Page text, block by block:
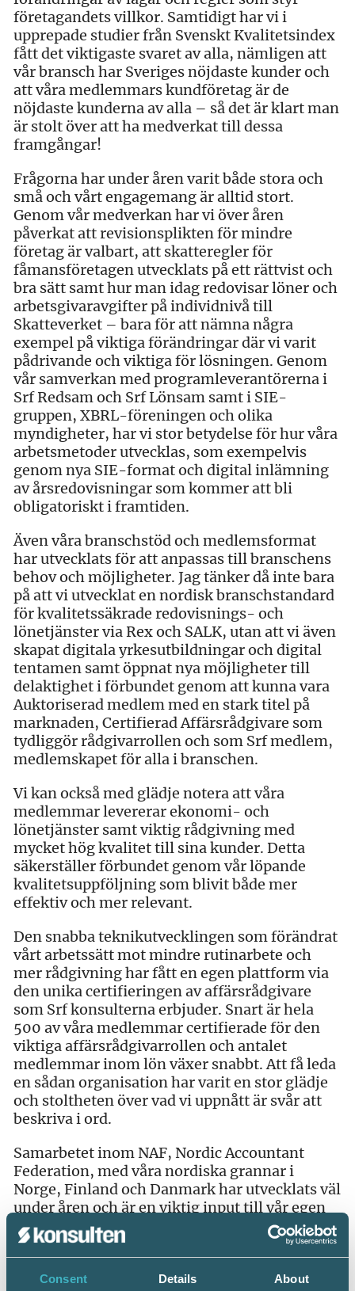
Consent Details About
företagandets villkor. Samtidigt har vi i
upprepade studier från Svenskt Kvalitetsindex
fått det viktigaste svaret av alla, nämligen att
vår bransch har Sveriges nöjdaste kunder och
att våra medlemmars kundföretag är de
nöjdaste kunderna av alla – så det är klart man
är stolt över att ha medverkat till dessa
framgångar!
Frågorna har under åren varit både stora och
små och vårt engagemang är alltid stort.
Genom vår medverkan har vi över åren
påverkat att revisionsplikten för mindre
företag är valbart, att skatteregler för
fåmansföretagen utvecklats på ett rättvist och
bra sätt samt hur man idag redovisar löner och
arbetsgivaravgifter på individnivå till
Skatteverket – bara för att nämna några
exempel på viktiga förändringar där vi varit
pådrivande och viktiga för lösningen. Genom
vår samverkan med programleverantörerna i
Srf Redsam och Srf Lönsam samt i SIE-
gruppen, XBRL-föreningen och olika
myndigheter, har vi stor betydelse för hur våra
arbetsmetoder utvecklas, som exempelvis
genom nya SIE-format och digital inlämning
av årsredovisningar som kommer att bli
obligatoriskt i framtiden.
Även våra branschstöd och medlemsformat
har utvecklats för att anpassas till branschens
behov och möjligheter. Jag tänker då inte bara
på att vi utvecklat en nordisk branschstandard
för kvalitetssäkrade redovisnings- och
lönetjänster via Rex och SALK, utan att vi även
skapat digitala yrkesutbildningar och digital
tentamen samt öppnat nya möjligheter till
delaktighet i förbundet genom att kunna vara
Auktoriserad medlem med en stark titel på
marknaden, Certifierad Affärsrådgivare som
tydliggör rådgivarrollen och som Srf medlem,
medlemskapet för alla i branschen.
Vi kan också med glädje notera att våra
medlemmar levererar ekonomi- och
lönetjänster samt viktig rådgivning med
mycket hög kvalitet till sina kunder. Detta
säkerställer förbundet genom vår löpande
kvalitetsuppföljning som blivit både mer
effektiv och mer relevant.
Den snabba teknikutvecklingen som förändrat
vårt arbetssätt mot mindre rutinarbete och
mer rådgivning har fått en egen plattform via
den unika certifieringen av affärsrådgivare
som Srf konsulterna erbjuder. Snart är hela
500 av våra medlemmar certifierade för den
viktiga affärsrådgivarrollen och antalet
medlemmar inom lön växer snabbt. Att få leda
en sådan organisation har varit en stor glädje
och stoltheten över vad vi uppnått är svår att
beskriva i ord.
Samarbetet inom NAF, Nordic Accountant
Federation, med våra nordiska grannar i
Norge, Finland och Danmark har utvecklats väl
under åren och är en viktig input till vår egen
utveckling inom olika områden.
Ett viktigt och stort arbetsområde är att öka
kännedomen om våra yrkesroller ute i